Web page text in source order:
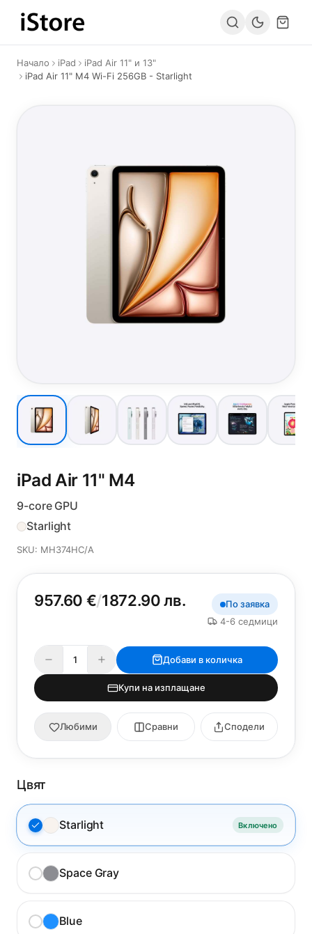
Към съдържанието
Начало iPad
iPad Air 11" и 13"
iPad Air 11" M4 Wi-Fi 256GB - Starlight
iPad Air 11" M4
9-core GPU
Starlight
SKU: MH374HC/A
957.60 €/1872.90 лв.
По заявка
4-6 седмици
Добави в количка
Купи на изплащане
Любими Сравни Сподели
Цвят
Starlight Включено
Space Gray
Blue